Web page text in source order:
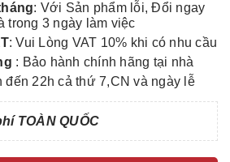
: Với Sản phẩm lỗi, Đổi ngay
trong 3 ngày làm việc
: Vui Lòng VAT 10% khi có nhu cầu
: Bảo hành chính hãng tại nhà
đến 22h cả thứ 7,CN và ngày lễ
TOÀN QUỐC